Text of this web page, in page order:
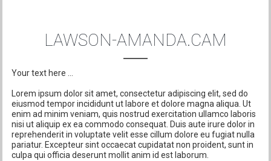
LAWSON-AMANDA.CAM
Your text here ...
Lorem ipsum dolor sit amet, consectetur adipiscing elit, sed do
eiusmod tempor incididunt ut labore et dolore magna aliqua. Ut
enim ad minim veniam, quis nostrud exercitation ullamco laboris
nisi ut aliquip ex ea commodo consequat. Duis aute irure dolor in
reprehenderit in voluptate velit esse cillum dolore eu fugiat nulla
pariatur. Excepteur sint occaecat cupidatat non proident, sunt in
culpa qui officia deserunt mollit anim id est laborum.